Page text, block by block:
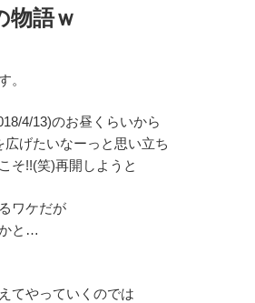
物語ｗ
。
4/13)のお昼くらいから
広げたいなーっと思い立ち
そ!!(笑)再開しようと
ワケだが
と…
てやっていくのでは